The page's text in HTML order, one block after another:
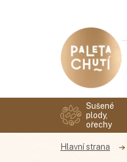
Sušené
plody,
ořechy